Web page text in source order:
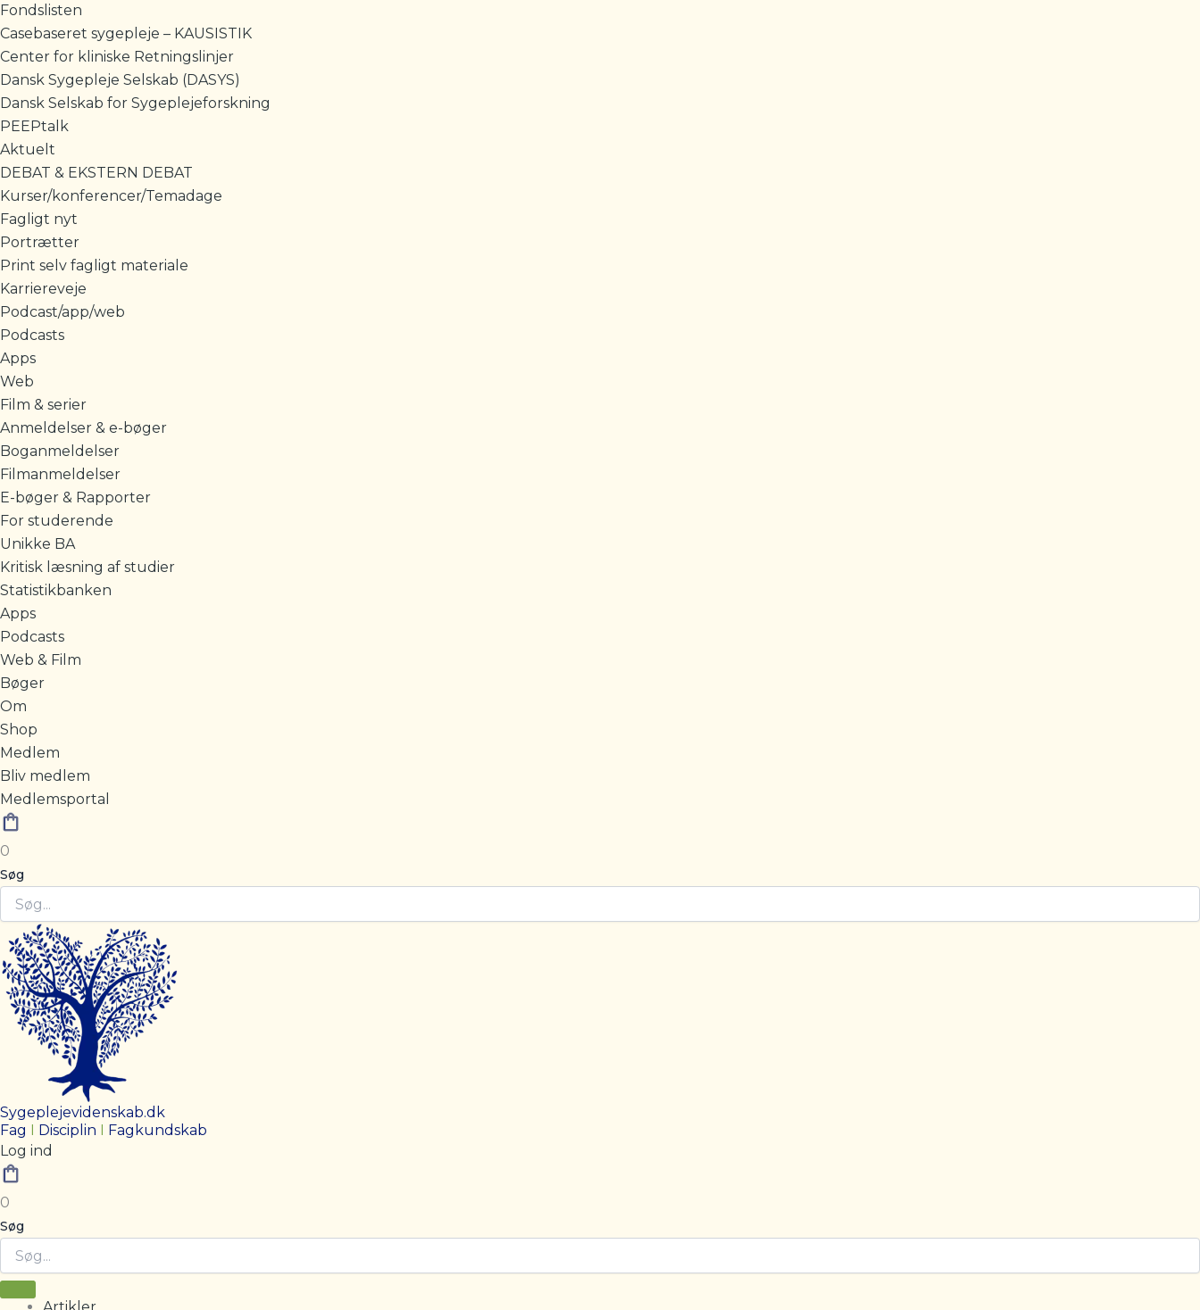
Fondslisten
Casebaseret sygepleje – KAUSISTIK
Center for kliniske Retningslinjer
Dansk Sygepleje Selskab (DASYS)
Dansk Selskab for Sygeplejeforskning
PEEPtalk
Aktuelt
DEBAT & EKSTERN DEBAT
Kurser/konferencer/Temadage
Fagligt nyt
Portrætter
Print selv fagligt materiale
Karriereveje
Podcast/app/web
Podcasts
Apps
Web
Film & serier
Anmeldelser & e-bøger
Boganmeldelser
Filmanmeldelser
E-bøger & Rapporter
For studerende
Unikke BA
Kritisk læsning af studier
Statistikbanken
Apps
Podcasts
Web & Film
Bøger
Om
Shop
Medlem
Bliv medlem
Medlemsportal
0
Søg
Sygeplejevidenskab.dk
Fag I Disciplin I Fagkundskab
Log ind
0
Søg